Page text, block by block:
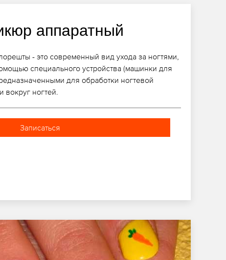
аппаратный
- это современный вид ухода за ногтями,
специального устройства (машинки для
для обработки ногтевой
вокруг ногтей.
Записаться